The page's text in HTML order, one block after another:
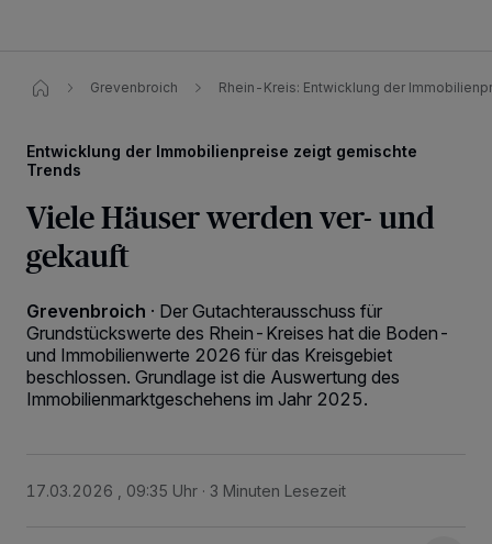
Grevenbroich Rhein-Kreis: Entwicklung der
Entwicklung der Immobilienpreise zeigt gemischte
Trends
Viele Häuser werden ver- und
gekauft
Grevenbroich · Der Gutachterausschuss für
Grundstückswerte des Rhein-Kreises hat die Boden-
und Immobilienwerte 2026 für das Kreisgebiet
beschlossen. Grundlage ist die Auswertung des
Immobilienmarktgeschehens im Jahr 2025.
17.03.2026 , 09:35 Uhr 3 Minuten Lesezeit